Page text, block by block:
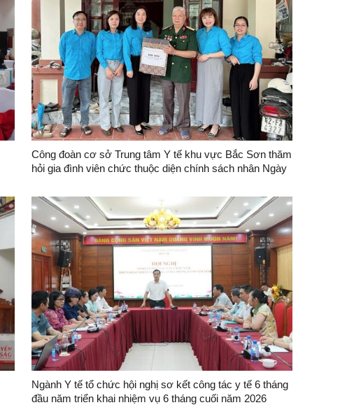
Công đoàn cơ sở Trung tâm Y tế khu vực Bắc Sơn thăm
hỏi gia đình viên chức thuộc diện chính sách nhân Ngày
Ngành Y tế tổ chức hội nghị sơ kết công tác y tế 6 tháng
đầu năm triển khai nhiệm vụ 6 tháng cuối năm 2026